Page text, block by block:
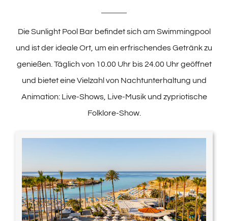
Die Sunlight Pool Bar befindet sich am Swimmingpool
und ist der ideale Ort, um ein erfrischendes Getränk zu
genießen. Täglich von 10.00 Uhr bis 24.00 Uhr geöffnet
und bietet eine Vielzahl von Nachtunterhaltung und
Animation: Live-Shows, Live-Musik und zypriotische
Folklore-Show.